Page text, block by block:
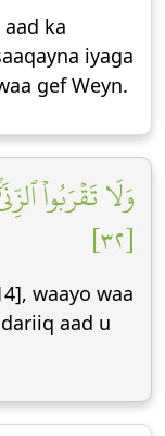
ka
iyaga
gef Weyn.
وَلَا تَقۡرَبُواْ
[٣٢]
waayo waa
aad u